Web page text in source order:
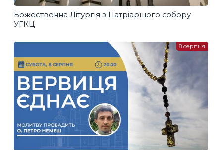
Божественна Літургія з Патріаршого собору
УГКЦ
8 серпня